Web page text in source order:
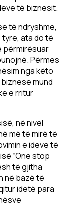
të biznesit.
të ndryshme,
ata do të
përmirësuar
Përmes
nga këto
mund
e rritur
në nivel
më të mirë të
e ideve të
“One stop
të gjitha
në bazë të
idetë para